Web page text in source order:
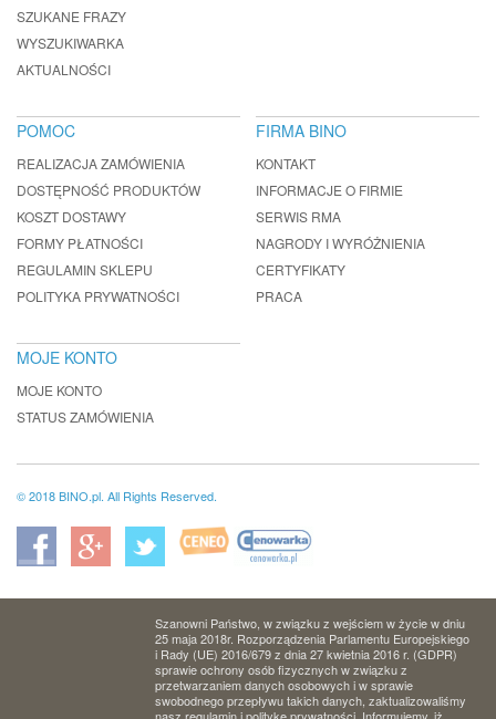
SZUKANE FRAZY
WYSZUKIWARKA
AKTUALNOŚCI
POMOC
REALIZACJA ZAMÓWIENIA
DOSTĘPNOŚĆ PRODUKTÓW
KOSZT DOSTAWY
FORMY PŁATNOŚCI
REGULAMIN SKLEPU
POLITYKA PRYWATNOŚCI
FIRMA BINO
KONTAKT
INFORMACJE O FIRMIE
SERWIS RMA
NAGRODY I WYRÓŻNIENIA
CERTYFIKATY
PRACA
MOJE KONTO
MOJE KONTO
STATUS ZAMÓWIENIA
© 2018 BINO.pl. All Rights Reserved.
Szanowni Państwo, w związku z wejściem w życie w dniu
25 maja 2018r. Rozporządzenia Parlamentu Europejskiego
i Rady (UE) 2016/679 z dnia 27 kwietnia 2016 r. (GDPR)
sprawie ochrony osób fizycznych w związku z
przetwarzaniem danych osobowych i w sprawie
swobodnego przepływu takich danych, zaktualizowaliśmy
nasz regulamin i politykę prywatności. Informujemy, iż